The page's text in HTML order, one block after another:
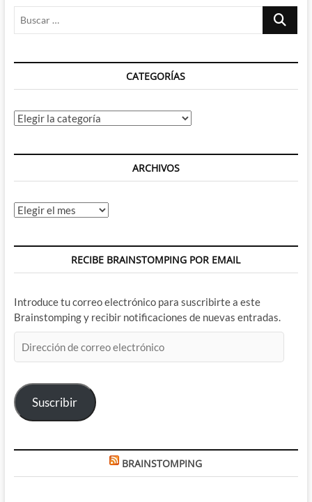
aqui!
nº1
La
Pre-
Flashpoint
Buscar
CATEGORÍAS
Categorías
ARCHIVOS
Archivos
RECIBE BRAINSTOMPING POR EMAIL
Introduce tu correo electrónico para suscribirte a este
Brainstomping y recibir notificaciones de nuevas entradas.
de
electrónico
Suscribir
BRAINSTOMPING